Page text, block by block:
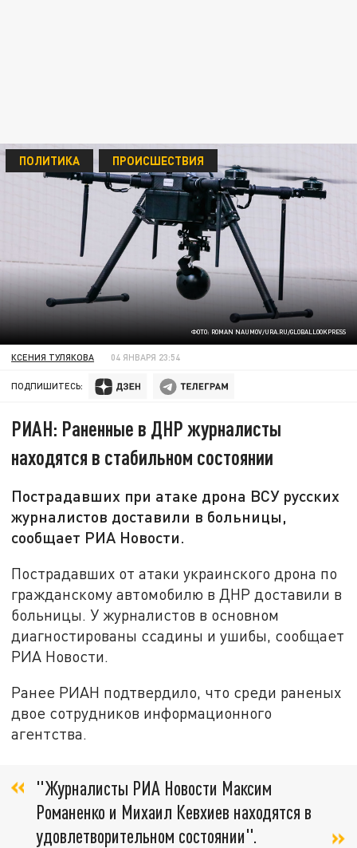
ФОТО: ROMAN NAUMOV/URA.RU/GLOBALLOOKPRESS
ПОЛИТИКА ПРОИСШЕСТВИЯ
КСЕНИЯ ТУЛЯКОВА 04 ЯНВАРЯ 23:54
ПОДПИШИТЕСЬ:
РИАН: Раненные в ДНР журналисты
находятся в стабильном состоянии
Пострадавших при атаке дрона ВСУ русских
журналистов доставили в больницы,
сообщает РИА Новости.
Пострадавших от атаки украинского дрона по
гражданскому автомобилю в ДНР доставили в
больницы. У журналистов в основном
диагностированы ссадины и ушибы, сообщает
РИА Новости.
Ранее РИАН подтвердило, что среди раненых
двое сотрудников информационного
агентства.
"Журналисты РИА Новости Максим
Романенко и Михаил Кевхиев находятся в
удовлетворительном состоянии".